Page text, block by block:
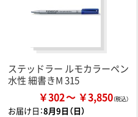
ステッドラー ルモカラーペン
水性 細書きM 315
￥302 ￥3,850
お届け日：8月9日（日）